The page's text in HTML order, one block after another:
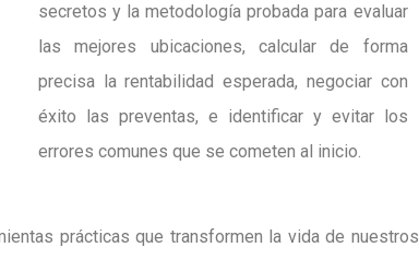
secretos y la metodología probada para evaluar
las mejores ubicaciones, calcular de forma
precisa la rentabilidad esperada, negociar con
éxito las preventas, e identificar y evitar los
errores comunes que se cometen al inicio.
prácticas que transformen la vida de nuestros